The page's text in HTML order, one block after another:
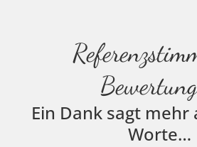
Ein Dank sagt mehr
Worte…